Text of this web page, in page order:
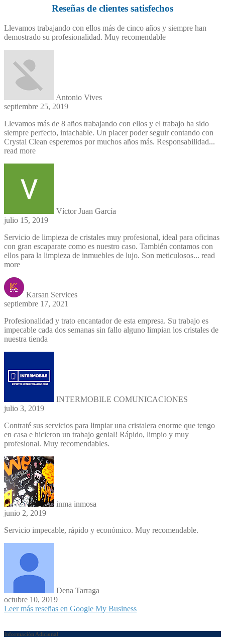
Reseñas de clientes satisfechos
Llevamos trabajando con ellos más de cinco años y siempre han
demostrado su profesionalidad. Muy recomendable
Antonio Vives
septiembre 25, 2019
Llevamos más de 8 años trabajando con ellos y el trabajo ha sido
siempre perfecto, intachable. Un placer poder seguir contando con
Crystal Clean esperemos por muchos años más. Responsabilidad...
read more
Víctor Juan García
julio 15, 2019
Servicio de limpieza de cristales muy profesional, ideal para oficinas
con gran escaparate como es nuestro caso. También contamos con
ellos para la limpieza de inmuebles de lujo. Son meticulosos... read
more
Karsan Services
septiembre 17, 2021
Profesionalidad y trato encantador de esta empresa. Su trabajo es
impecable cada dos semanas sin fallo alguno limpian los cristales de
nuestra tienda
INTERMOBILE COMUNICACIONES
julio 3, 2019
Contraté sus servicios para limpiar una cristalera enorme que tengo
en casa e hicieron un trabajo genial! Rápido, limpio y muy
profesional. Muy recomendables.
inma inmosa
junio 2, 2019
Servicio impecable, rápido y económico. Muy recomendable.
Dena Tarraga
octubre 10, 2019
Leer más reseñas en Google My Business
Información Adicional